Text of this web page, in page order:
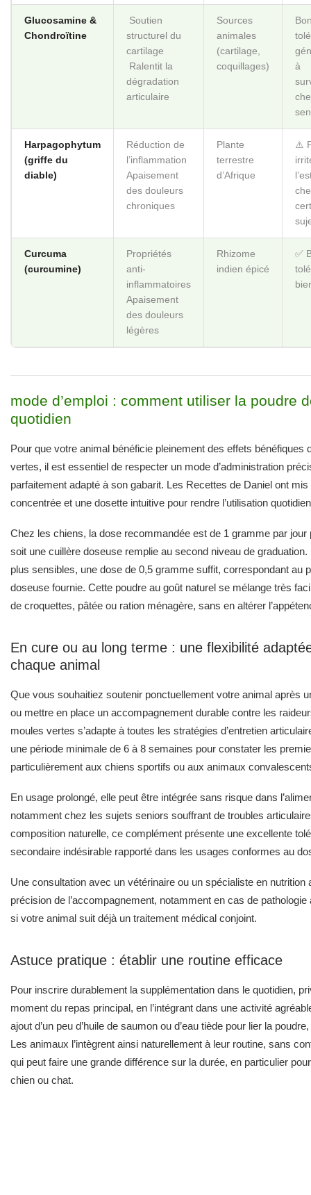
Glucosamine &
Chondroïtine
️ Soutien
structurel du
cartilage
️ Ralentit la
dégradation
articulaire
Sources
animales
(cartilage,
coquillages)
à
Harpagophytum
(griffe du
diable)
Réduction de
l’inflammation
Apaisement
des douleurs
chroniques
Plante
terrestre
d’Afrique
⚠️
Curcuma
(curcumine)
Propriétés
anti-
inflammatoires
Apaisement
des douleurs
légères
Rhizome
indien épicé
✅
mode d’emploi : comment utiliser la poudre
quotidien
Pour que votre animal bénéficie pleinement des effets bénéfiques
vertes, il est essentiel de respecter un mode d’administration
parfaitement adapté à son gabarit. Les Recettes de Daniel ont
concentrée et une dosette intuitive pour rendre l’utilisation
Chez les chiens, la dose recommandée est de 1 gramme par jour
soit une cuillère doseuse remplie au second niveau de
plus sensibles, une dose de 0,5 gramme suffit, correspondant au
doseuse fournie. Cette poudre au goût naturel se mélange très
de croquettes, pâtée ou ration ménagère, sans en altérer
En cure ou au long terme : une flexibilité
chaque animal
Que vous souhaitiez soutenir ponctuellement votre animal après
ou mettre en place un accompagnement durable contre les
moules vertes s’adapte à toutes les stratégies d’entretien
une période minimale de 6 à 8 semaines pour constater les
particulièrement aux chiens sportifs ou aux animaux
En usage prolongé, elle peut être intégrée sans risque dans
notamment chez les sujets seniors souffrant de troubles
composition naturelle, ce complément présente une excellente
secondaire indésirable rapporté dans les usages conformes au
Une consultation avec un vétérinaire ou un spécialiste en nutrition
précision de l’accompagnement, notamment en cas de
si votre animal suit déjà un traitement médical conjoint.
Astuce pratique : établir une routine efficace
Pour inscrire durablement la supplémentation dans le quotidien,
moment du repas principal, en l’intégrant dans une activité
ajout d’un peu d’huile de saumon ou d’eau tiède pour lier la
Les animaux l’intègrent ainsi naturellement à leur routine, sans
qui peut faire une grande différence sur la durée, en particulier
chien ou chat.